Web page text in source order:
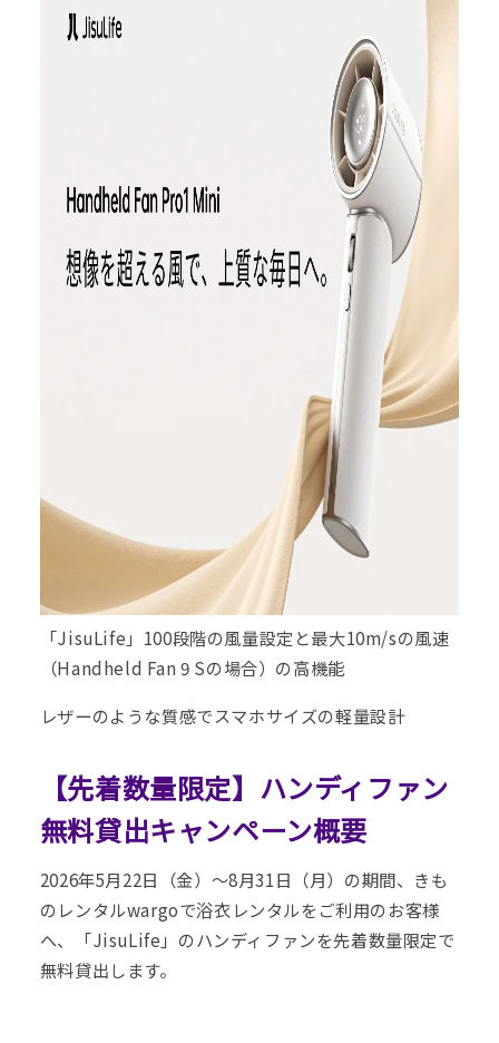
「JisuLife」100段階の風量設定と最大10m/sの風速
（Handheld Fan 9 Sの場合）の高機能
レザーのような質感でスマホサイズの軽量設計
【先着数量限定】ハンディファン
無料貸出キャンペーン概要
2026年5月22日（金）〜8月31日（月）の期間、きも
のレンタルwargoで浴衣レンタルをご利用のお客様
へ、「JisuLife」のハンディファンを先着数量限定で
無料貸出します。